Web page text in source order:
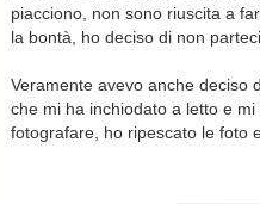
piacciono, non sono riuscita a
la bontà, ho deciso di non
Veramente avevo anche deciso
che mi ha inchiodato a letto e
fotografare, ho ripescato le foto